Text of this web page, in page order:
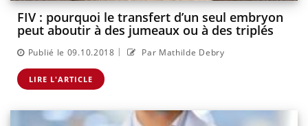
FIV : pourquoi le transfert d’un seul embryon
peut aboutir à des jumeaux ou à des triplés
Publié le 09.10.2018 | Par Mathilde Debry
LIRE L'ARTICLE